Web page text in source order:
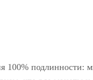
100% подлинности: